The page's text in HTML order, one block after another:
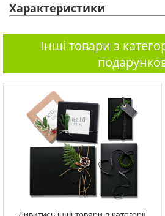
Характеристики
Інші товари з